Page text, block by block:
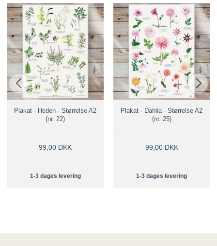
Plakat - Heden - Størrelse A2
(nr. 22)
99,00 DKK
1-3 dages levering
Plakat - Dahlia - Størrelse A2
(nr. 25)
99,00 DKK
1-3 dages levering